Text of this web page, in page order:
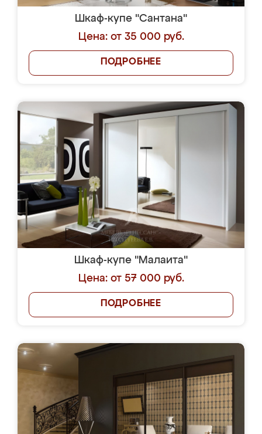
Шкаф-купе "Сантана"
Цена: от 35 000 руб.
ПОДРОБНЕЕ
Шкаф-купе "Малаита"
Цена: от 57 000 руб.
ПОДРОБНЕЕ